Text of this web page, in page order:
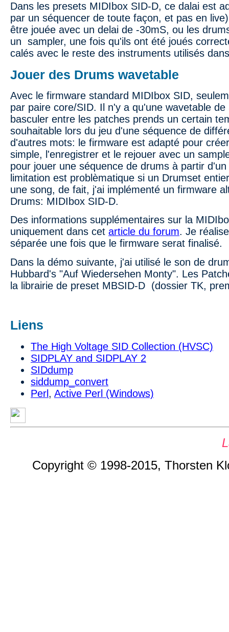
Dans les presets MIDIbox SID-D, ce dalai est
par un séquencer de toute façon, et pas en
être jouée avec un delai de -30mS, ou les
un sampler, une fois qu'ils ont été joués
calés avec le reste des instruments utilisés
Jouer des Drums wavetable
Avec le firmware standard MIDIbox SID,
par paire core/SID. Il n'y a qu'une wavetable
basculer entre les patches prends un certain
souhaitable lors du jeu d'une séquence de
d'autres mots: le firmware est adapté pour
simple, l'enregistrer et le rejouer avec un
pour jouer une séquence de drums à partir
limitation est problèmatique si un Drumset
une song, de fait, j'ai implémenté un firmware
Drums: MIDIbox SID-D.
Des informations supplémentaires sur la
uniquement dans cet article du forum. Je
séparée une fois que le firmware serat finalisé.
Dans la démo suivante, j'ai utilisé le son de
Hubbard's "Auf Wiedersehen Monty". Les
la librairie de preset MBSID-D (dossier TK,
Liens
The High Voltage SID Collection (HVSC)
SIDPLAY and SIDPLAY 2
SIDdump
siddump_convert
Perl , Active Perl (Windows)
Copyright © 1998-2015, Thorsten